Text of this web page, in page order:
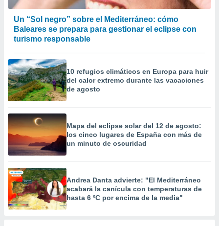
Un “Sol negro” sobre el Mediterráneo: cómo
Baleares se prepara para gestionar el eclipse con
turismo responsable
10 refugios climáticos en Europa para huir
del calor extremo durante las vacaciones
de agosto
Mapa del eclipse solar del 12 de agosto:
los cinco lugares de España con más de
un minuto de oscuridad
Andrea Danta advierte: "El Mediterráneo
acabará la canícula con temperaturas de
hasta 6 ºC por encima de la media"